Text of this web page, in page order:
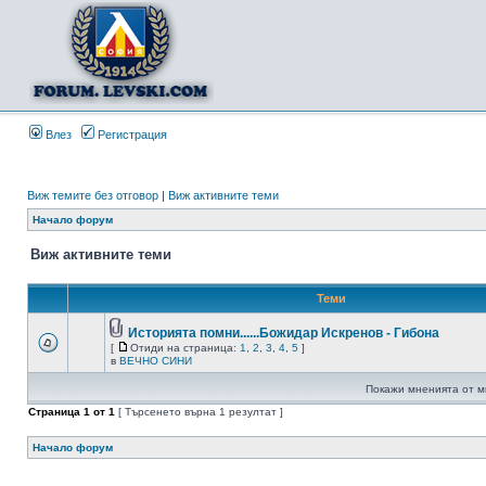
Влез Регистрация
Виж темите без отговор | Виж активните теми
Начало форум
Виж активните теми
Теми
Историята помни......Божидар Искренов - Гибона
[ Отиди на страница: 1 2 3 4 5 ]
в ВЕЧНО СИНИ
Покажи мненията от
Страница 1 от 1 [ Търсенето върна 1 резултат ]
Начало форум